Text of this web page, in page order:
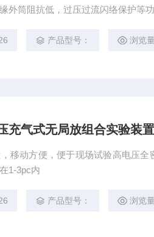
外筒阻抗低，过压过流闪络保护等
产品型号： 浏览
充气式无局放组合实验装置
移动方便，便于现场试验高电压全
1-3pc内
产品型号： 浏览